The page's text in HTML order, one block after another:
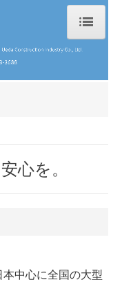
心を。
中心に全国の大型